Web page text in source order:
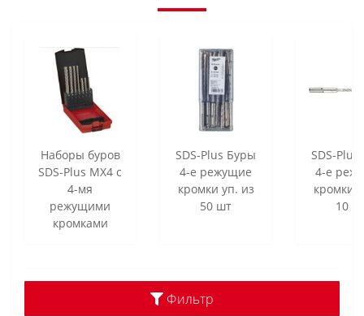
Наборы буров
SDS-Plus MX4 с
4-мя
режущими
кромками
SDS-Plus Буры
4-е режущие
кромки уп. из
50 шт
SDS-
4-е
кромки
10
Фильтр